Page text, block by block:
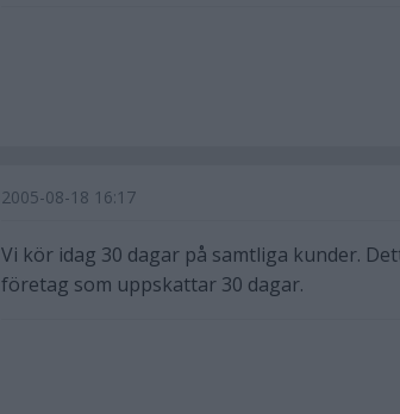
2005-08-18 16:17
Vi kör idag 30 dagar på samtliga kunder.
företag som uppskattar 30 dagar.